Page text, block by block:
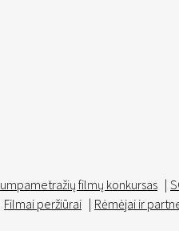
filmų konkursas |
Filmai peržiūrai | Rėmėjai ir